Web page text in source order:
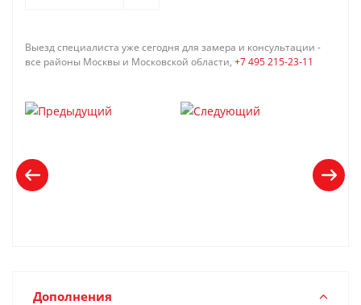
Выезд специалиста уже сегодня для замера и консультации -
все районы Москвы и Московской области, +7 495 215-23-11
Дополнения